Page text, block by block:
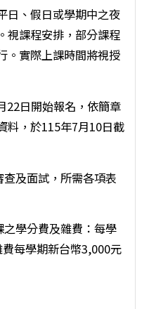
日、假日或學期中之夜
視課程安排，部分課程
。實際上課時間將視授
22日開始報名，依簡章
料，於115年7月10日截
及面試，所需各項表
學分費及雜費：每學
每學期新台幣3,000元